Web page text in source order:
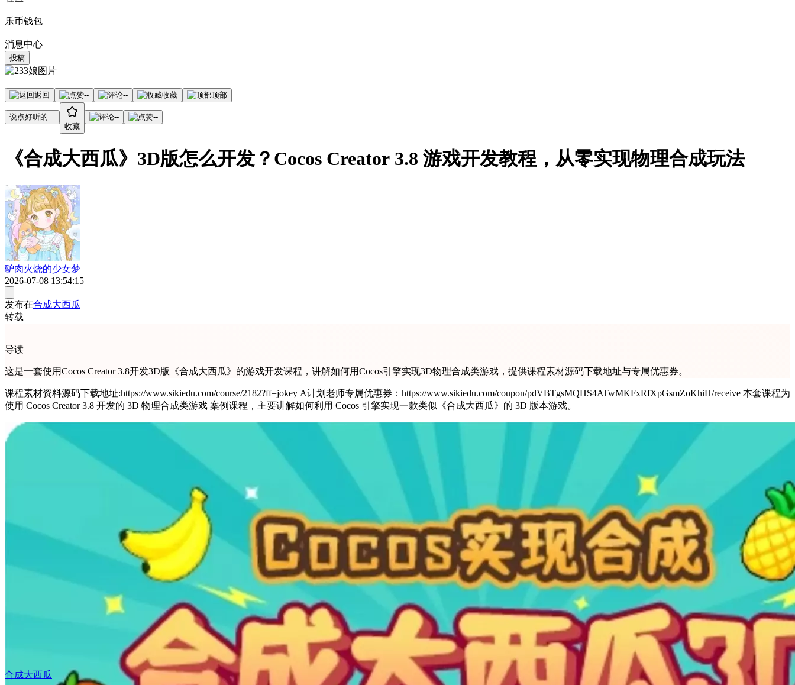
乐币钱包
消息中心
投稿
返回 -- -- 收藏 顶部
说点好听的...
收藏
-- --
《合成大西瓜》3D版怎么开发？Cocos Creator 3.8 游戏开发教程，从零实现物理合成玩法
驴肉火烧的少女梦
2026-07-08 13:54:15
发布在合成大西瓜
转载
导读
这是一套使用Cocos Creator 3.8开发3D版《合成大西瓜》的游戏开发课程，讲解如何用Cocos引擎实现3D物理合成类游戏，提供课程素材源码下载地址与专属优惠券。
课程素材资料源码下载地址:https://www.sikiedu.com/course/2182?ff=jokey A计划老师专属优惠券：https://www.sikiedu.com/coupon/pdVBTgsMQHS4ATwMKFxRfXpGsmZoKhiH/receive 本套课程为
使用 Cocos Creator 3.8 开发的 3D 物理合成类游戏 案例课程，主要讲解如何利用 Cocos 引擎实现一款类似《合成大西瓜》的 3D 版本游戏。
合成大西瓜